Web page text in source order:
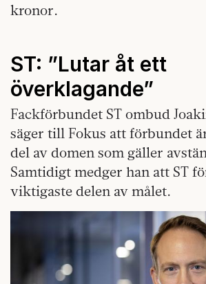
kronor.
ST: ”Lutar åt ett
överklagande”
Fackförbundet ST ombud
säger till Fokus att förbundet
del av domen som gäller
Samtidigt medger han att ST
viktigaste delen av målet.